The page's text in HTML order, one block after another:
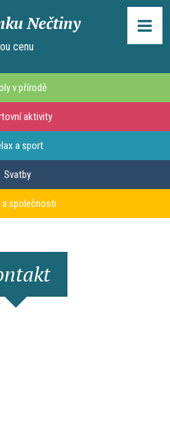
Nečtiny
cenu
v přírodě
aktivity
a sport
Svatby
a společnosti